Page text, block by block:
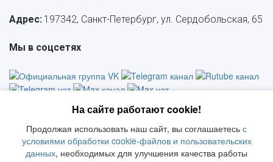
Адрес: 197342, Санкт-Петербург, ул. Сердобольская, 65
Мы в соцсетях
Политика конфиденциальности
     |
СОУТ
     |
Политика
обработки ПД
     |
Политика качества
     |
Положение о куки
На сайте работают cookie!
Продолжая использовать наш сайт, вы соглашаетесь с
условиями обработки cookie-файлов и пользовательских
данных, необходимых для улучшения качества работы